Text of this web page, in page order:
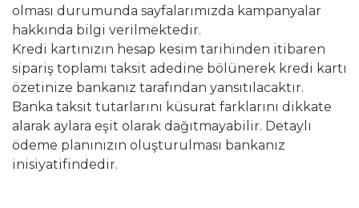
olması durumunda sayfalarımızda kampanyalar
hakkında bilgi verilmektedir.
Kredi kartınızın hesap kesim tarihinden itibaren
sipariş toplamı taksit adedine bölünerek kredi kartı
özetinize bankanız tarafından yansıtılacaktır.
Banka taksit tutarlarını küsurat farklarını dikkate
alarak aylara eşit olarak dağıtmayabilir. Detaylı
ödeme planınızın oluşturulması bankanız
inisiyatifindedir.